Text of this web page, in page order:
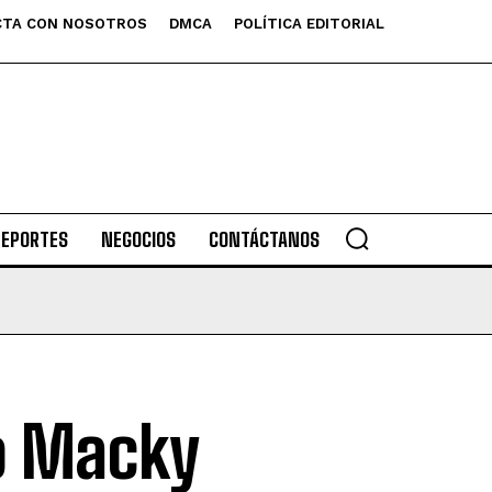
CON NOSOTROS DMCA POLÍTICA EDITORIAL
NEGOCIOS CONTÁCTANOS
Macky